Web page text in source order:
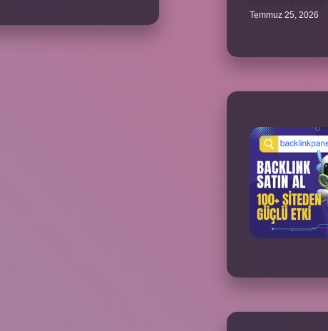
Temmuz 25, 2026